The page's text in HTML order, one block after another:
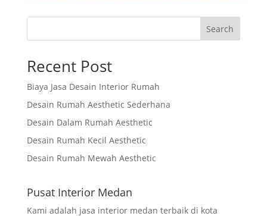
Search
Recent Post
Biaya Jasa Desain Interior Rumah
Desain Rumah Aesthetic Sederhana
Desain Dalam Rumah Aesthetic
Desain Rumah Kecil Aesthetic
Desain Rumah Mewah Aesthetic
Pusat Interior Medan
Kami adalah jasa interior medan terbaik di kota